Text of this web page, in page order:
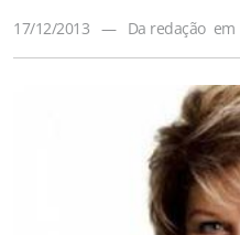
17/12/2013 — Da redação em